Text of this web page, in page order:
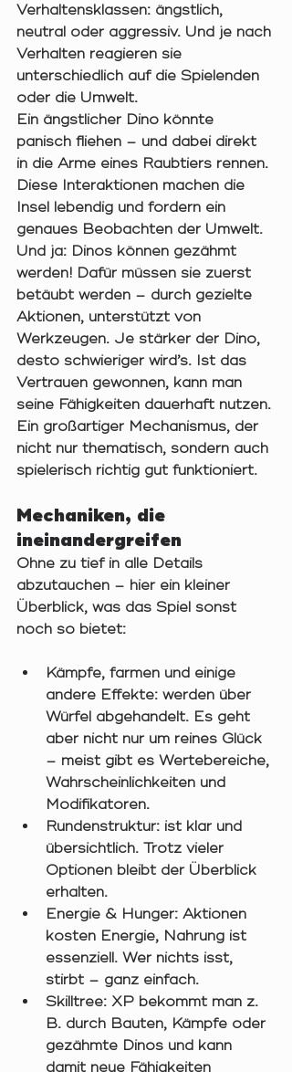
Verhaltensklassen: ängstlich,
neutral oder aggressiv. Und je nach
Verhalten reagieren sie
unterschiedlich auf die Spielenden
oder die Umwelt.
Ein ängstlicher Dino könnte
panisch fliehen – und dabei direkt
in die Arme eines Raubtiers rennen.
Diese Interaktionen machen die
Insel lebendig und fordern ein
genaues Beobachten der Umwelt.
Und ja: Dinos können gezähmt
werden! Dafür müssen sie zuerst
betäubt werden – durch gezielte
Aktionen, unterstützt von
Werkzeugen. Je stärker der Dino,
desto schwieriger wird’s. Ist das
Vertrauen gewonnen, kann man
seine Fähigkeiten dauerhaft nutzen.
Ein großartiger Mechanismus, der
nicht nur thematisch, sondern auch
spielerisch richtig gut funktioniert.
Mechaniken, die
ineinandergreifen
Ohne zu tief in alle Details
abzutauchen – hier ein kleiner
Überblick, was das Spiel sonst
noch so bietet:
Kämpfe, farmen und einige
andere Effekte: werden über
Würfel abgehandelt. Es geht
aber nicht nur um reines Glück
– meist gibt es Wertebereiche,
Wahrscheinlichkeiten und
Modifikatoren.
Rundenstruktur: ist klar und
übersichtlich. Trotz vieler
Optionen bleibt der Überblick
erhalten.
Energie & Hunger: Aktionen
kosten Energie, Nahrung ist
essenziell. Wer nichts isst,
stirbt – ganz einfach.
Skilltree: XP bekommt man z.
B. durch Bauten, Kämpfe oder
gezähmte Dinos und kann
damit neue Fähigkeiten